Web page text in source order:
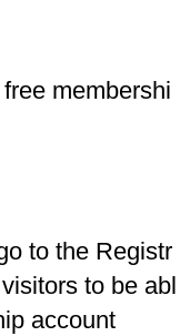
membershi
to the Registr
to be abl
account